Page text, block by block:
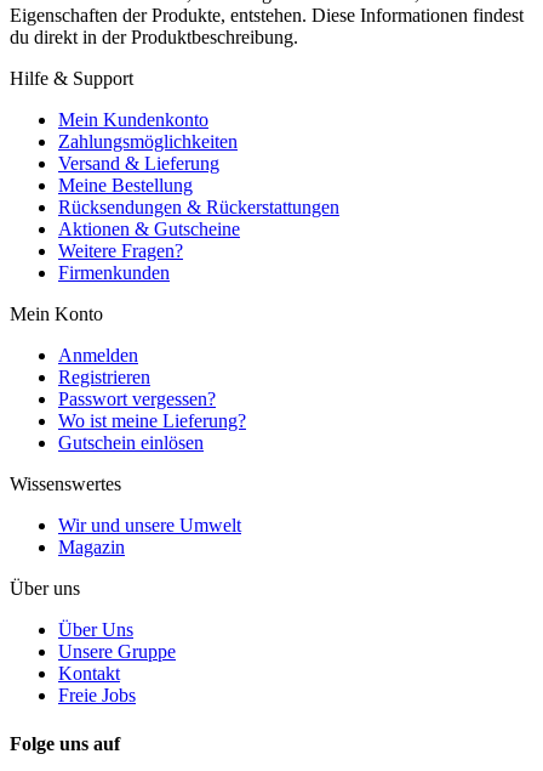
Eigenschaften der Produkte, entstehen. Diese Informationen findest
du direkt in der Produktbeschreibung.
Hilfe & Support
Mein Kundenkonto
Zahlungsmöglichkeiten
Versand & Lieferung
Meine Bestellung
Rücksendungen & Rückerstattungen
Aktionen & Gutscheine
Weitere Fragen?
Firmenkunden
Mein Konto
Anmelden
Registrieren
Passwort vergessen?
Wo ist meine Lieferung?
Gutschein einlösen
Wissenswertes
Wir und unsere Umwelt
Magazin
Über uns
Über Uns
Unsere Gruppe
Kontakt
Freie Jobs
Folge uns auf